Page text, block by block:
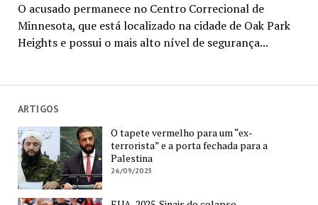
O acusado permanece no Centro Correcional de
Minnesota, que está localizado na cidade de Oak Park
Heights e possui o mais alto nível de segurança...
ARTIGOS
O tapete vermelho para um “ex-
terrorista” e a porta fechada para a
Palestina
26/09/2025